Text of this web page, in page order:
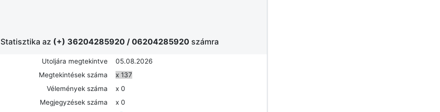
Statisztika az (+) 36204285920 / 06204285920 számra
Utoljára megtekintve
05.08.2026
Megtekintések száma
x 137
Vélemények száma
x 0
Megjegyzések száma
x 0